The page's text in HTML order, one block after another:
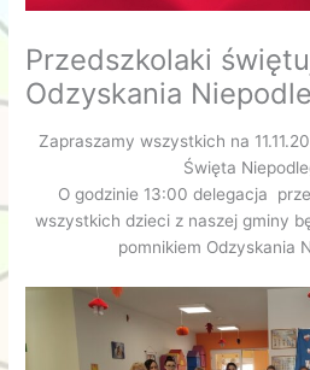
Przedszkolaki
Odzyskania
Zapraszamy wszystkich na
Święta
O godzinie 13:00 delegacja
wszystkich dzieci z naszej gminy
pomnikiem Odzyskania